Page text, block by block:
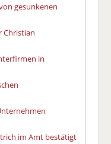
gesunkenen
Christian
in
im Amt bestätigt